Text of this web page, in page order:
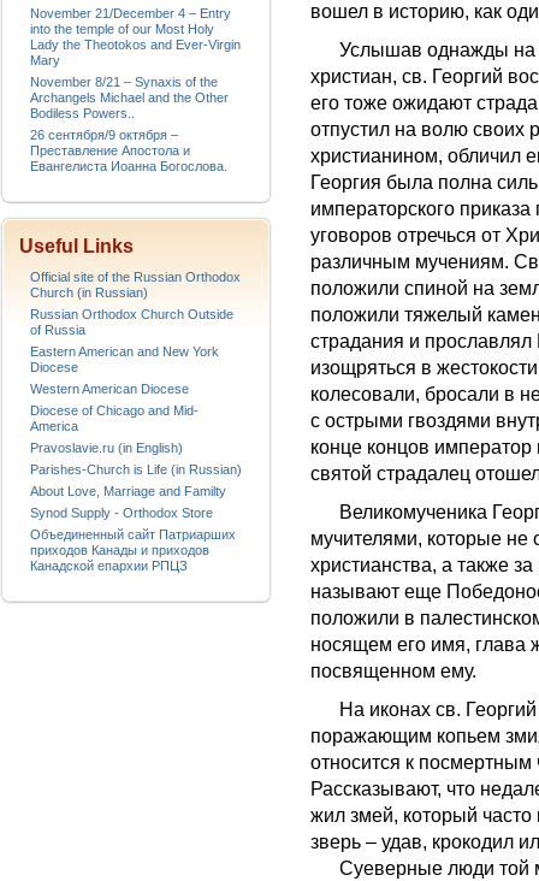
вошел в историю, как
Услышав однажды на
христиан, св. Георгий
его тоже ожидают
отпустил на волю своих
христианином, обличил
Георгия была полна
императорского
уговоров отречься от
различным мучениям.
положили спиной на
положили тяжелый
страдания и прославлял
изощряться в
колесовали, бросали в
с острыми гвоздями
конце концов император
святой страдалец
Великомученика
мучителями, которые не
христианства, а также
называют еще
положили в
носящем его имя, глава
посвященном ему.
На иконах св. Георгий
поражающим копьем
относится к посмертным
Рассказывают, что
жил змей, который
зверь – удав, крокодил
Суеверные люди той
November 21/December 4 – Entry
into the temple of our Most Holy
Lady the Theotokos and Ever-Virgin
Mary
November 8/21 – Synaxis of the
Archangels Michael and the Other
Bodiless Powers..
26 сентября/9 октября –
Преставление Апостола и
Евангелиста Иоанна Богослова.
Useful Links
Official site of the Russian Orthodox
Church (in Russian)
Russian Orthodox Church Outside
of Russia
Eastern American and New York
Diocese
Western American Diocese
Diocese of Chicago and Mid-
America
Pravoslavie.ru (in English)
Parishes-Church is Life (in Russian)
About Love, Marriage and Familty
Synod Supply - Orthodox Store
Объединенный сайт Патриарших
приходов Канады и приходов
Канадской епархии РПЦЗ